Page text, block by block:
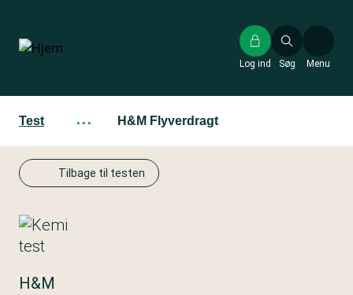
hovedindhold
Søg
Log ind Menu
Test ··· H&M Flyverdragt
Tilbage til testen
H&M